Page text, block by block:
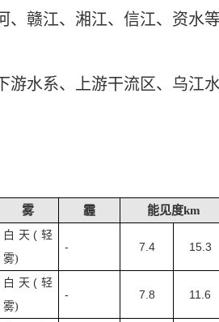
赣江、湘江、信江、资水
水系、上游干流区、乌江
雾 霾 能见度km
白天 ( 轻
雾)
- 7.4 15.3
白天 ( 轻
雾)
- 7.8 11.6